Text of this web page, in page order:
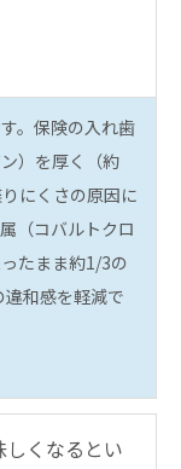
。保険の入れ歯
）を厚く（約
にくさの原因に
（コバルトクロ
たまま約1/3の
和感を軽減で
くなるとい